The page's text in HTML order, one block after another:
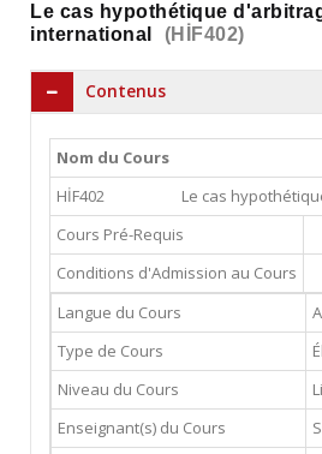
Le cas hypothétique
international
(HİF402)
Contenus
Nom du Cours
HİF402
Le cas
Cours Pré-Requis
Conditions d'Admission au Cours
Langue du Cours
Type de Cours
Niveau du Cours
Enseignant(s) du Cours